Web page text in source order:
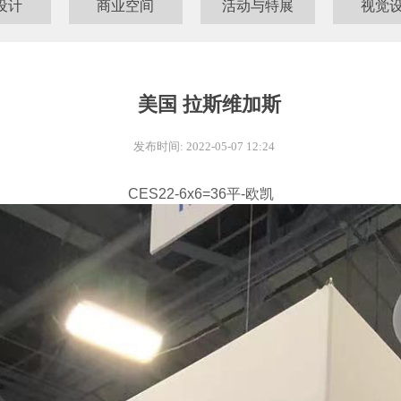
计 商业空间 活动与特展 视觉
美国 拉斯维加斯
发布时间: 2022-05-07 12:24
CES22-6x6=36平-欧凯